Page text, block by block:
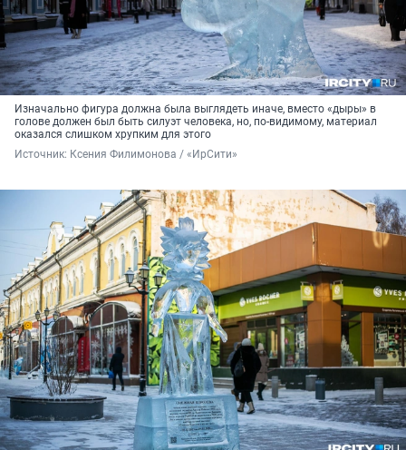
Изначально фигура должна была выглядеть иначе, вместо «дыры» в
голове должен был быть силуэт человека, но, по-видимому, материал
оказался слишком хрупким для этого
Источник: Ксения Филимонова / «ИрСити»